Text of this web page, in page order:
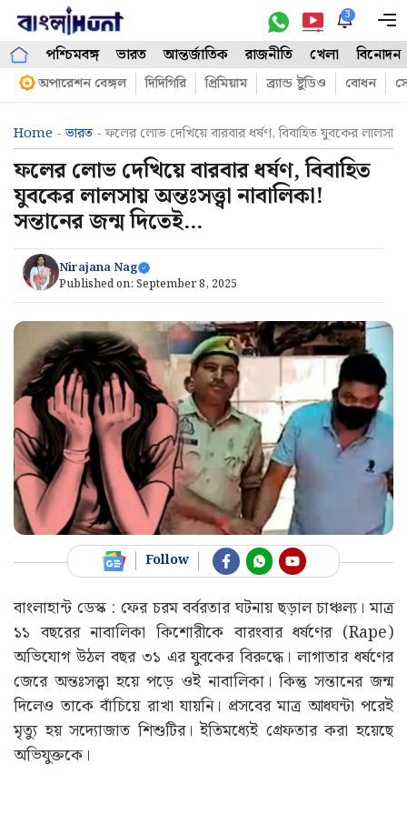
Skip
content
3
পশ্চিমবঙ্গ ভারত আন্তর্জাতিক রাজনীতি খেলা বিনোদন
অপারেশন বেঙ্গল দিদিগিরি প্রিমিয়াম ব্র্যান্ড ষ্টুডিও বোধন
Home -ভারত -ফলের লোভ দেখিয়ে বারবার ধর্ষণ, বিবাহিত যুবকের লালসায়
ফলের লোভ দেখিয়ে বারবার ধর্ষণ, বিবাহিত
যুবকের লালসায় অন্তঃসত্ত্বা নাবালিকা!
সন্তানের জন্ম দিতেই…
Nirajana Nag
Published on: September 8, 2025
Follow
বাংলাহান্ট ডেস্ক : ফের চরম বর্বরতার ঘটনায় ছড়াল চাঞ্চল্য। মাত্র
১১ বছরের নাবালিকা কিশোরীকে বারংবার ধর্ষণের (Rape)
অভিযোগ উঠল বছর ৩১ এর যুবকের বিরুদ্ধে। লাগাতার ধর্ষণের
জেরে অন্তঃসত্ত্বা হয়ে পড়ে ওই নাবালিকা। কিন্তু সন্তানের জন্ম
দিলেও তাকে বাঁচিয়ে রাখা যায়নি। প্রসবের মাত্র আধঘন্টা পরেই
মৃত্যু হয় সদ্যোজাত শিশুটির। ইতিমধ্যেই গ্রেফতার করা হয়েছে
অভিযুক্তকে।